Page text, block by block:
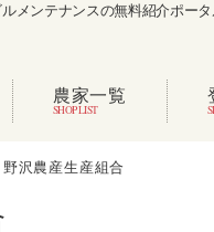
メンテナンスの無料紹介ポー
農家一覧
野沢農産生産組合